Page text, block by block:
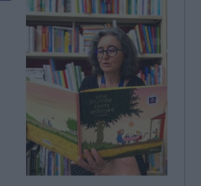
CHARGEMENT...